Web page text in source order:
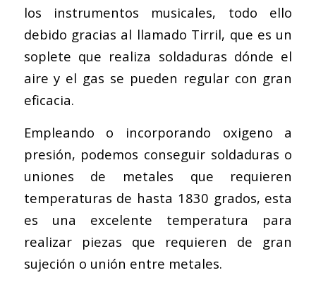
los instrumentos musicales, todo ello
debido gracias al llamado Tirril, que es un
soplete que realiza soldaduras dónde el
aire y el gas se pueden regular con gran
eficacia.
Empleando o incorporando oxigeno a
presión, podemos conseguir soldaduras o
uniones de metales que requieren
temperaturas de hasta 1830 grados, esta
es una excelente temperatura para
realizar piezas que requieren de gran
sujeción o unión entre metales.